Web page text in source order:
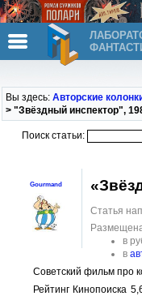
Вы здесь: Авторские
> "Звёздный инспектор",
Поиск статьи:
Gourmand
Статья
в
в
Советский фильм про
Рейтинг Кинопоиска